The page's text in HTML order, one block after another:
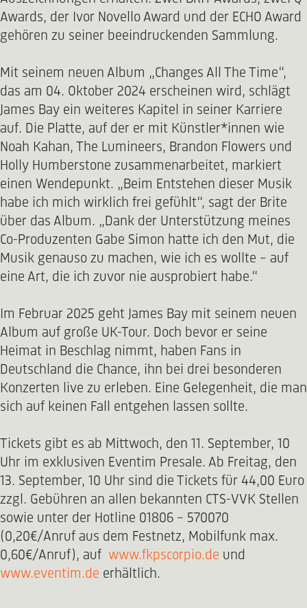
Awards, der Ivor Novello Award und der ECHO Award
gehören zu seiner beeindruckenden Sammlung.
Mit seinem neuen Album „Changes All The Time“,
das am 04. Oktober 2024 erscheinen wird, schlägt
James Bay ein weiteres Kapitel in seiner Karriere
auf. Die Platte, auf der er mit Künstler*innen wie
Noah Kahan, The Lumineers, Brandon Flowers und
Holly Humberstone zusammenarbeitet, markiert
einen Wendepunkt. „Beim Entstehen dieser Musik
habe ich mich wirklich frei gefühlt“, sagt der Brite
über das Album. „Dank der Unterstützung meines
Co-Produzenten Gabe Simon hatte ich den Mut, die
Musik genauso zu machen, wie ich es wollte – auf
eine Art, die ich zuvor nie ausprobiert habe.“
Im Februar 2025 geht James Bay mit seinem neuen
Album auf große UK-Tour. Doch bevor er seine
Heimat in Beschlag nimmt, haben Fans in
Deutschland die Chance, ihn bei drei besonderen
Konzerten live zu erleben. Eine Gelegenheit, die man
sich auf keinen Fall entgehen lassen sollte.
Tickets gibt es ab Mittwoch, den 11. September, 10
Uhr im exklusiven Eventim Presale. Ab Freitag, den
13. September, 10 Uhr sind die Tickets für 44,00 Euro
zzgl. Gebühren an allen bekannten CTS-VVK Stellen
sowie unter der Hotline 01806 - 570070
(0,20€/Anruf aus dem Festnetz, Mobilfunk max.
0,60€/Anruf), auf www.fkpscorpio.de und
www.eventim.de erhältlich.